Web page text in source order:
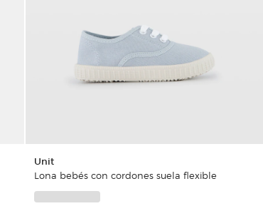
Unit
Lona bebés con cordones suela flexible